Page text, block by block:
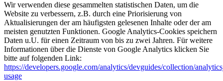
Wir verwenden diese gesammelten statistischen Daten, um die
Website zu verbessern, z.B. durch eine Priorisierung von
Aktualisierungen der am häufigsten gelesenen Inhalte oder der am
meisten genutzten Funktionen. Google Analytics-Cookies speichern
Daten u.U. für einen Zeitraum von bis zu zwei Jahren. Für weitere
Informationen über die Dienste von Google Analytics klicken Sie
bitte auf folgenden Link:
https://developers.google.com/analytics/devguides/collection/
usage